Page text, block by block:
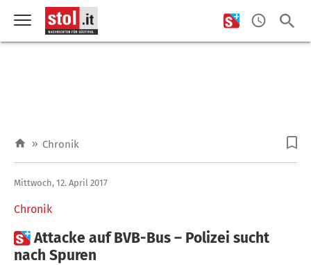
» Chronik
Chronik
Mittwoch, 12. April 2017
Attacke auf BVB-Bus – Polizei sucht
nach Spuren